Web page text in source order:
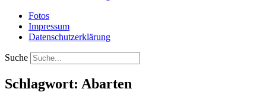
Fotos
Impressum
Datenschutzerklärung
Suche
Schlagwort: Abarten